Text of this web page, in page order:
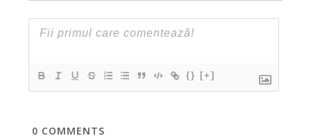
{} [+]
0 COMMENTS